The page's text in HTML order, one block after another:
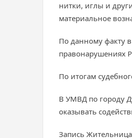
нитки, иглы и
материальное
По данному факту
правонарушениях
По итогам
В УМВД по городу
оказывать
Запись